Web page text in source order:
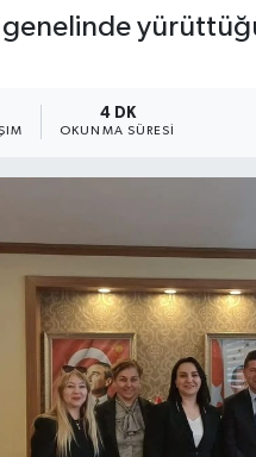
yürüttüğü
4 DK
OKUNMA SÜRESI